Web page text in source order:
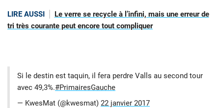
LIRE AUSSI
Le verre se recycle à l’infini, mais une erreur de
tri très courante peut encore tout compliquer
Si le destin est taquin, il fera perdre Valls au second tour
avec 49,3%.#PrimairesGauche
— KwesMat (@kwesmat) 22 janvier 2017